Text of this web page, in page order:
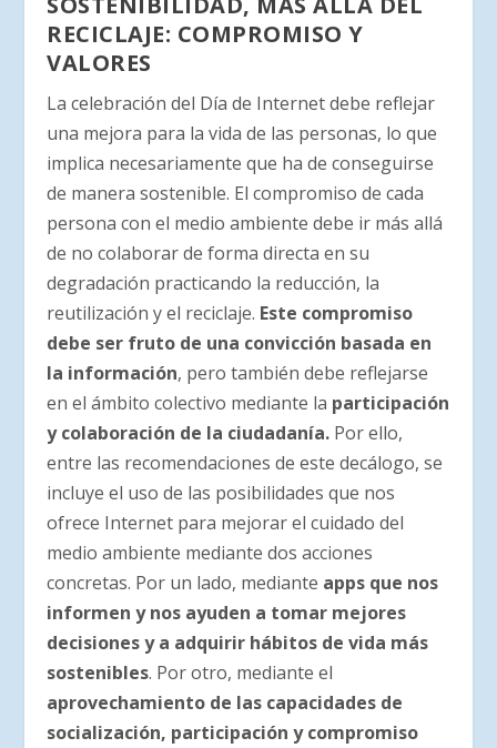
RECICLAJE: COMPROMISO Y
VALORES
La celebración del Día de Internet debe reflejar
una mejora para la vida de las personas, lo que
implica necesariamente que ha de conseguirse
de manera sostenible. El compromiso de cada
persona con el medio ambiente debe ir más allá
de no colaborar de forma directa en su
degradación practicando la reducción, la
reutilización y el reciclaje. Este compromiso
debe ser fruto de una convicción basada en
la información, pero también debe reflejarse
en el ámbito colectivo mediante la participación
y colaboración de la ciudadanía. Por ello,
entre las recomendaciones de este decálogo, se
incluye el uso de las posibilidades que nos
ofrece Internet para mejorar el cuidado del
medio ambiente mediante dos acciones
concretas. Por un lado, mediante apps que nos
informen y nos ayuden a tomar mejores
decisiones y a adquirir hábitos de vida más
sostenibles. Por otro, mediante el
aprovechamiento de las capacidades de
socialización, participación y compromiso